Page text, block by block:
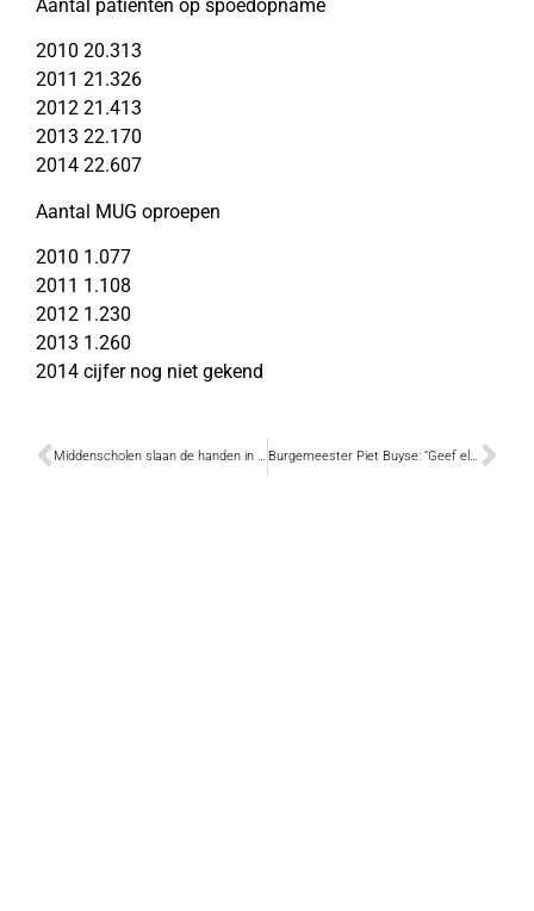
Aantal patiënten op spoedopname
2010 20.313
2011 21.326
2012 21.413
2013 22.170
2014 22.607
Aantal MUG oproepen
2010 1.077
2011 1.108
2012 1.230
2013 1.260
2014 cijfer nog niet gekend
Middenscholen slaan de handen in elkaar Burgemeester Piet Buyse: “Geef elkaar een dikke knuffel”